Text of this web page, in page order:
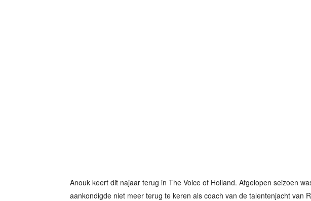
Anouk keert dit najaar terug in The Voice of Holland. Afgelopen seizoen
aankondigde niet meer terug te keren als coach van de talentenjacht van